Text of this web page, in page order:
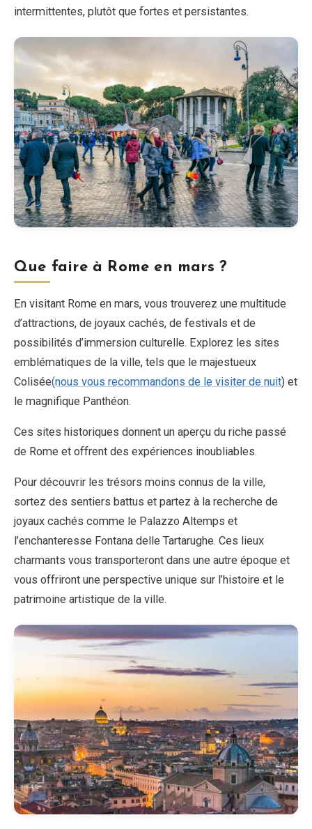
intermittentes, plutôt que fortes et persistantes.
Que faire à Rome en mars ?
En visitant Rome en mars, vous trouverez une multitude
d’attractions, de joyaux cachés, de festivals et de
possibilités d’immersion culturelle. Explorez les sites
emblématiques de la ville, tels que le majestueux
Colisée(nous vous recommandons de le visiter de nuit) et
le magnifique Panthéon.
Ces sites historiques donnent un aperçu du riche passé
de Rome et offrent des expériences inoubliables.
Pour découvrir les trésors moins connus de la ville,
sortez des sentiers battus et partez à la recherche de
joyaux cachés comme le Palazzo Altemps et
l’enchanteresse Fontana delle Tartarughe. Ces lieux
charmants vous transporteront dans une autre époque et
vous offriront une perspective unique sur l’histoire et le
patrimoine artistique de la ville.